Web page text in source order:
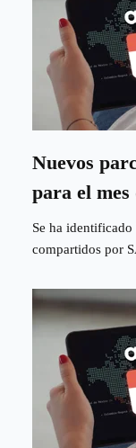
Nuevos
para el mes
Se ha
compartidos por